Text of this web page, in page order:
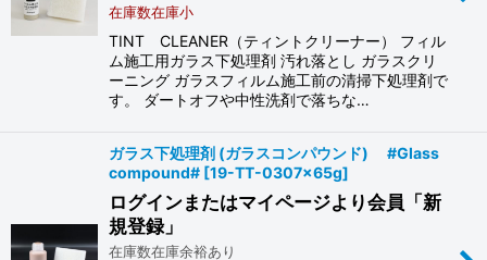
在庫数在庫小
TINT CLEANER（ティントクリーナー） フィル
ム施工用ガラス下処理剤 汚れ落とし ガラスクリ
ーニング ガラスフィルム施工前の清掃下処理剤で
す。 ダートオフや中性洗剤で落ちな…
ガラス下処理剤 (ガラスコンパウンド) #Glass
compound# [19-TT-0307x65g]
ログインまたはマイページより会員「新
規登録」
在庫数在庫余裕あり